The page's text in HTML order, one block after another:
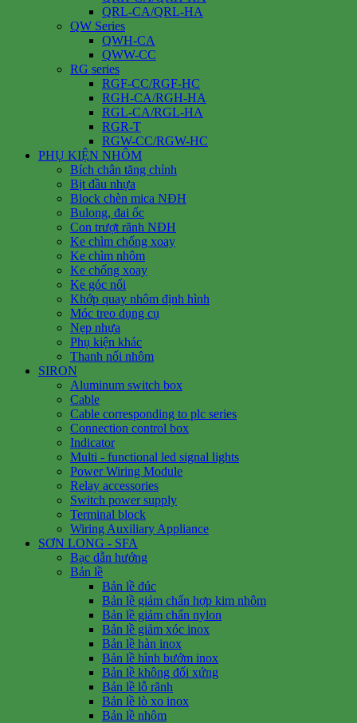
QRL-CA/QRL-HA
QW Series
QWH-CA
QWW-CC
RG series
RGF-CC/RGF-HC
RGH-CA/RGH-HA
RGL-CA/RGL-HA
RGR-T
RGW-CC/RGW-HC
PHỤ KIỆN NHÔM
Bích chân tăng chỉnh
Bịt đầu nhựa
Block chèn mica NĐH
Bulong, đai ốc
Con trượt rãnh NĐH
Ke chìm chống xoay
Ke chìm nhôm
Ke chống xoay
Ke góc nổi
Khớp quay nhôm định hình
Móc treo dụng cụ
Nẹp nhựa
Phụ kiện khác
Thanh nối nhôm
SIRON
Aluminum switch box
Cable
Cable corresponding to plc series
Connection control box
Indicator
Multi - functional led signal lights
Power Wiring Module
Relay accessories
Switch power supply
Terminal block
Wiring Auxiliary Appliance
SƠN LONG - SFA
Bạc dẫn hướng
Bản lề
Bản lề đúc
Bản lề giảm chấn hợp kim nhôm
Bản lề giảm chấn nylon
Bản lề giảm xóc inox
Bản lề hàn inox
Bản lề hình bướm inox
Bản lề không đối xứng
Bản lề lỗ rãnh
Bản lề lò xo inox
Bản lề nhôm